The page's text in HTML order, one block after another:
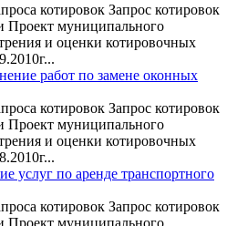
котировок Запрос котировок
Проект муниципального
и оценки котировочных
работ по замене оконных
котировок Запрос котировок
Проект муниципального
и оценки котировочных
услуг по аренде транспортного
котировок Запрос котировок
Проект муниципального